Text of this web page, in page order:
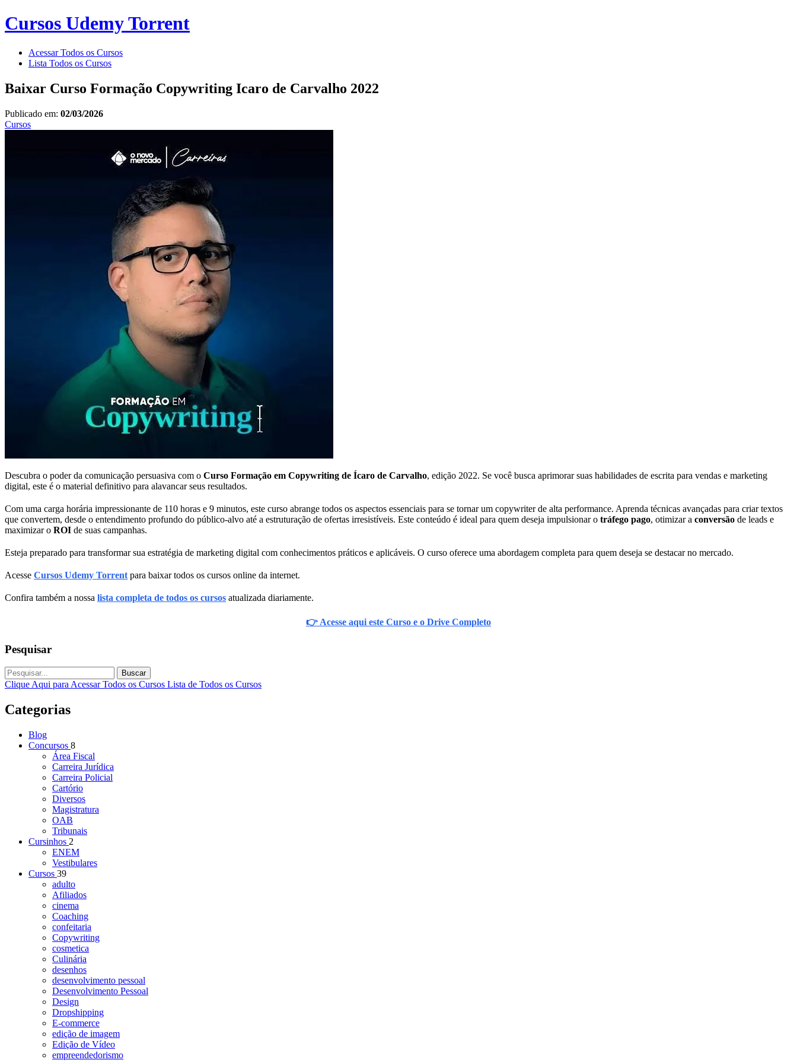
Cursos Udemy Torrent
Acessar Todos os Cursos
Lista Todos os Cursos
Baixar Curso Formação Copywriting Icaro de Carvalho 2022
Publicado em: 02/03/2026
Cursos
Descubra o poder da comunicação persuasiva com o Curso Formação em Copywriting de Ícaro de Carvalho, edição 2022. Se você busca aprimorar suas habilidades de escrita para vendas e marketing
digital, este é o material definitivo para alavancar seus resultados.
Com uma carga horária impressionante de 110 horas e 9 minutos, este curso abrange todos os aspectos essenciais para se tornar um copywriter de alta performance. Aprenda técnicas avançadas para criar textos
que convertem, desde o entendimento profundo do público-alvo até a estruturação de ofertas irresistíveis. Este conteúdo é ideal para quem deseja impulsionar o tráfego pago, otimizar a conversão de leads e
maximizar o ROI de suas campanhas.
Esteja preparado para transformar sua estratégia de marketing digital com conhecimentos práticos e aplicáveis. O curso oferece uma abordagem completa para quem deseja se destacar no mercado.
Acesse Cursos Udemy Torrent para baixar todos os cursos online da internet.
Confira também a nossa lista completa de todos os cursos atualizada diariamente.
👉 Acesse aqui este Curso e o Drive Completo
Pesquisar
Buscar
Clique Aqui para Acessar Todos os Cursos Lista de Todos os Cursos
Categorias
Blog
Concursos 8
Área Fiscal
Carreira Jurídica
Carreira Policial
Cartório
Diversos
Magistratura
OAB
Tribunais
Cursinhos 2
ENEM
Vestibulares
Cursos 39
adulto
Afiliados
cinema
Coaching
confeitaria
Copywriting
cosmetica
Culinária
desenhos
desenvolvimento pessoal
Desenvolvimento Pessoal
Design
Dropshipping
E-commerce
edição de imagem
Edição de Vídeo
empreendedorismo